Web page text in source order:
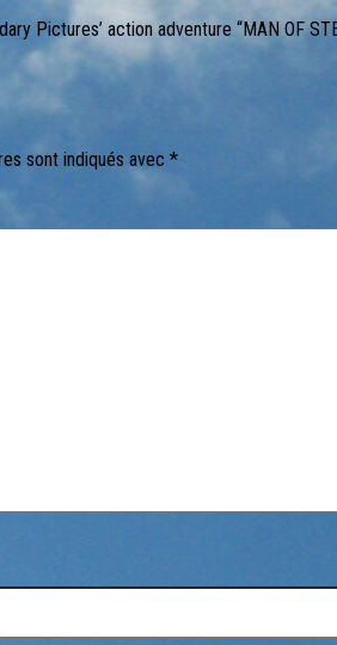
Pictures’ action adventure “MAN OF
sont indiqués avec *